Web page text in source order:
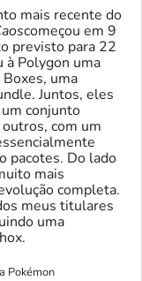
mais recente do
começou em 9
previsto para 22
à Polygon uma
uma
Juntos, eles
conjunto
com um
pacotes. Do lado
mais
completa.
meus titulares
uma
Pokémon